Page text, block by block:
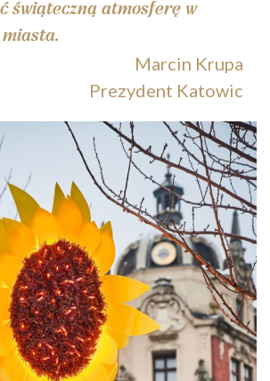
świąteczną atmosferę w
Marcin Krupa
Prezydent Katowic